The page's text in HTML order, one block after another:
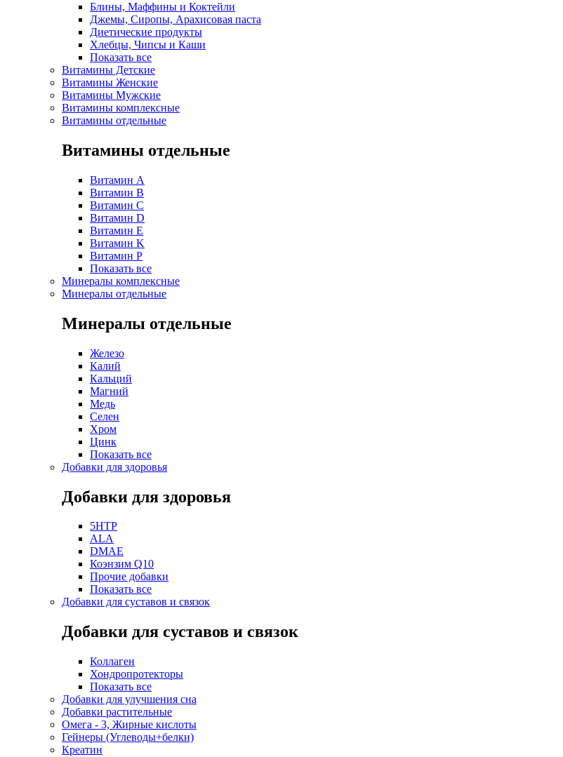
Блины, Маффины и Коктейли
Джемы, Сиропы, Арахисовая паста
Диетические продукты
Хлебцы, Чипсы и Каши
Показать все
Витамины Детские
Витамины Женские
Витамины Мужские
Витамины комплексные
Витамины отдельные
Витамины отдельные
Витамин A
Витамин B
Витамин C
Витамин D
Витамин E
Витамин K
Витамин P
Показать все
Минералы комплексные
Минералы отдельные
Минералы отдельные
Железо
Калий
Кальций
Магний
Медь
Селен
Хром
Цинк
Показать все
Добавки для здоровья
Добавки для здоровья
5HTP
ALA
DMAE
Коэнзим Q10
Прочие добавки
Показать все
Добавки для суставов и связок
Добавки для суставов и связок
Коллаген
Хондропротекторы
Показать все
Добавки для улучшения сна
Добавки растительные
Омега - 3, Жирные кислоты
Гейнеры (Углеводы+белки)
Креатин